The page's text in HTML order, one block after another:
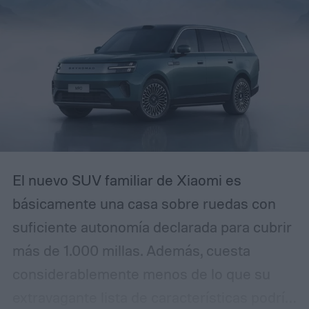
restringida a menos que actúes de
inmediato, reconocerás el patrón. La
diferencia es que esta campaña se ha
pulido lo suficiente como para que incluso
confundirla con la realidad.
El nuevo SUV familiar de Xiaomi es
básicamente una casa sobre ruedas con
suficiente autonomía declarada para cubrir
más de 1.000 millas. Además, cuesta